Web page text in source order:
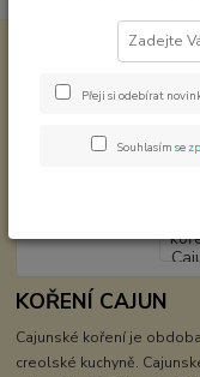
Světová kuchyně -
Cajunské
KOŘENÍ CAJUN
Cajunské koření je
creolské kuchyně.
Přeji si odebírat
Souhlasím se